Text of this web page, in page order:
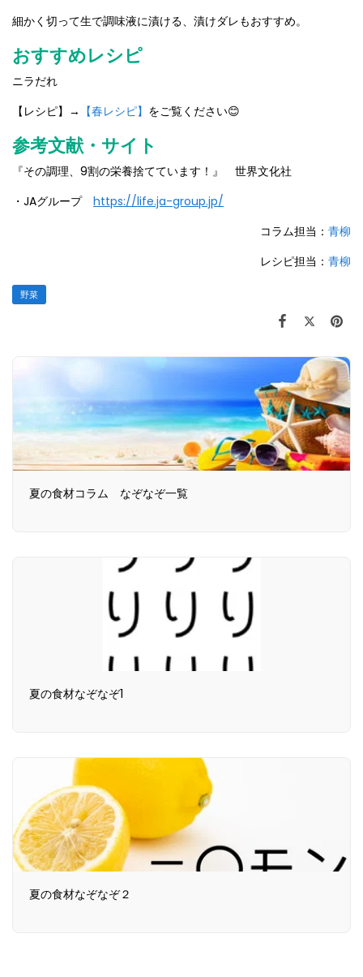
細かく切って生で調味液に漬ける、漬けダレもおすすめ。
おすすめレシピ
ニラだれ
【レシピ】→ 【春レシピ】 をご覧ください😊
参考文献・サイト
『その調理、9割の栄養捨てています！』 世界文化社
・JAグループ https://life.ja-group.jp/
コラム担当： 青柳
レシピ担当： 青柳
野菜
夏の食材コラム なぞなぞ一覧
夏の食材なぞなぞ1
夏の食材なぞなぞ２